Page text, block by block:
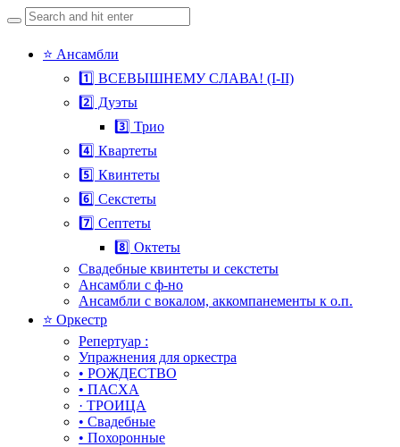
Search
for:
Skip
⭐ Ансамбли
1️⃣ ВСЕВЫШНЕМУ СЛАВА! (I-II)
2️⃣ Дуэты
3️⃣ Трио
4️⃣ Квартеты
5️⃣ Квинтеты
6️⃣ Секстеты
7️⃣ Септеты
8️⃣ Октеты
Свадебные квинтеты и секстеты
Ансамбли с ф-но
Ансамбли с вокалом, аккомпанементы к о.п.
⭐ Оркестр
Репертуар :
Упражнения для оркестра
• РОЖДЕСТВО
• ПАСХА
· ТРОИЦА
• Свадебные
• Похоронные